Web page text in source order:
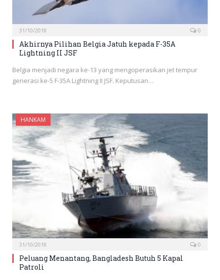
31/10/2018 0
Akhirnya Pilihan Belgia Jatuh kepada F-35A
Lightning II JSF
Belgia menjadi negara ke-13 yang mengoperasikan jet tempur
generasi ke-5 F-35A Lightning II JSF. Keputusan…
HANKAM
31/10/2018 0
Peluang Menantang, Bangladesh Butuh 5 Kapal
Patroli